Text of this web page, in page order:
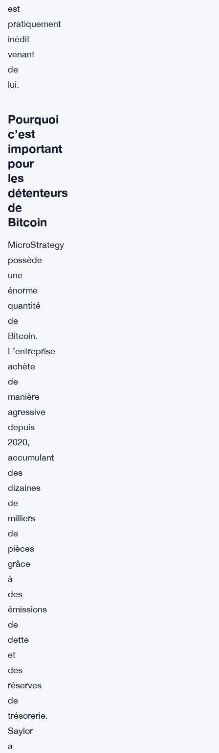
est
pratiquement
inédit
venant
de
lui.
Pourquoi
c’est
important
pour
les
détenteurs
de
Bitcoin
MicroStrategy
possède
une
énorme
quantité
de
Bitcoin.
L’entreprise
achète
de
manière
agressive
depuis
2020,
accumulant
des
dizaines
de
milliers
de
pièces
grâce
à
des
émissions
de
dette
et
des
réserves
de
trésorerie.
Saylor
a